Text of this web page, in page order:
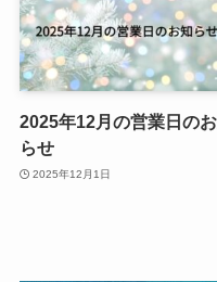
2025年12月の営業日の
らせ
2025年12月1日